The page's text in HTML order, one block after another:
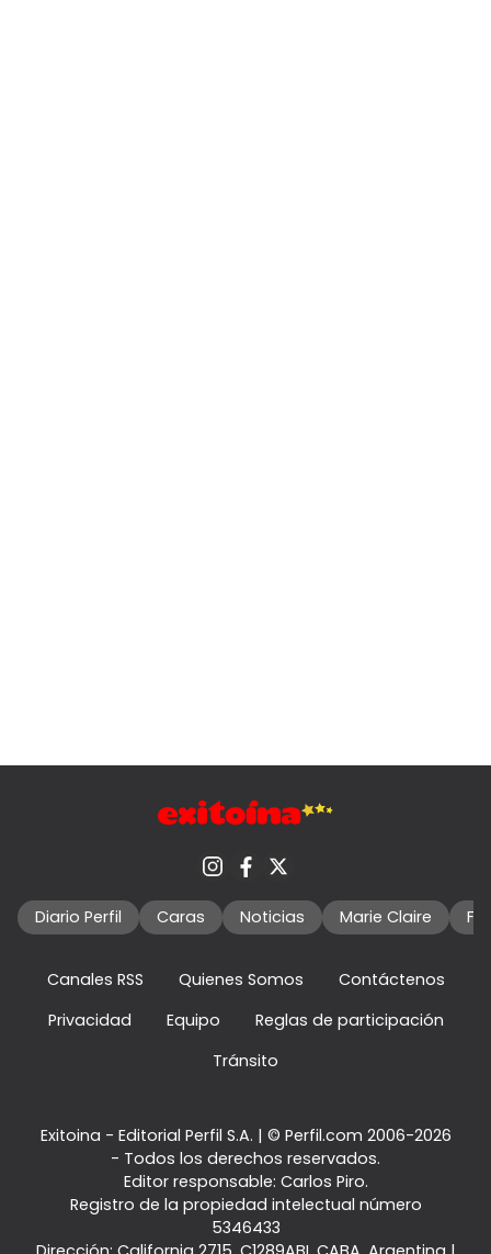
Diario Perfil Caras Noticias Marie Claire
Canales RSS Quienes Somos
Contáctenos
Privacidad
Equipo
Reglas de participación
Tránsito
Exitoina - Editorial Perfil S.A. | © Perfil.com 2006-2026
- Todos los derechos reservados.
Editor responsable: Carlos Piro.
Registro de la propiedad intelectual número
5346433